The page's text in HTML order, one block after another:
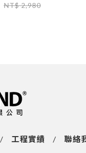
NT$ 2,980
/ 工程實績 / 聯絡